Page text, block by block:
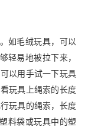
如毛绒玩具，可以
轻易地被拉下来，
以用手试一下玩具
玩具上绳索的长度
玩具的绳索，长度
料袋或玩具中的塑